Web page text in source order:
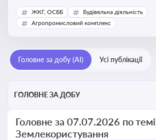
землею, зокрема умов доступу, володіння
користування земельними ділянками
ЖКГ, ОСББ
Будівельна діяльність
Агропромисловий комплекс
Головне за добу (AI) Усі публікації
ГОЛОВНЕ ЗА ДОБУ
Головне за 07.07.2026 по
Землекористування